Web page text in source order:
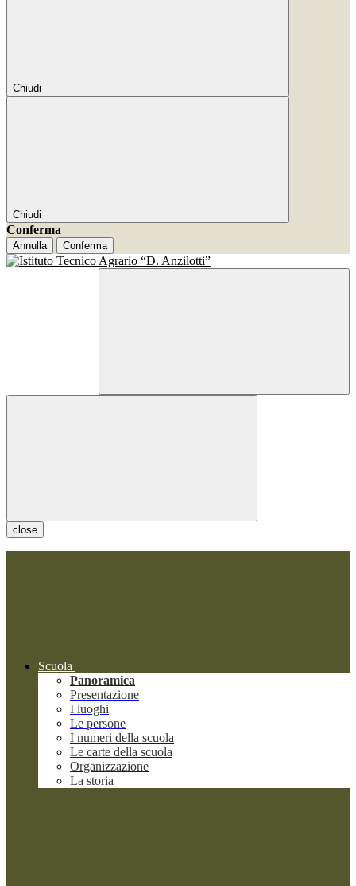
Chiudi
Chiudi
Conferma
Annulla Conferma
close
Scuola
Panoramica
Presentazione
I luoghi
Le persone
I numeri della scuola
Le carte della scuola
Organizzazione
La storia